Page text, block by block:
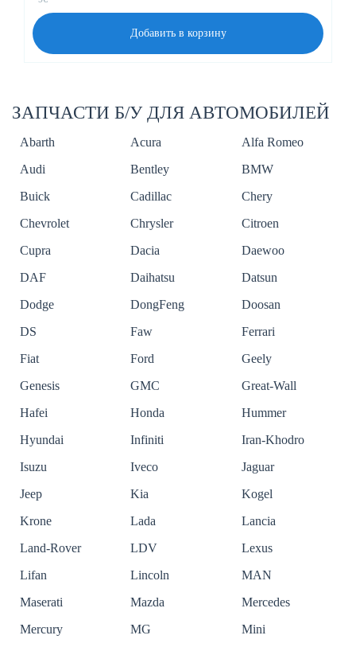
Добавить в корзину
ЗАПЧАСТИ Б/У ДЛЯ АВТОМОБИЛЕЙ
Abarth Acura
Alfa Romeo
Audi
Bentley
BMW
Buick
Cadillac
Chery
Chevrolet
Chrysler
Citroen
Cupra
Dacia
Daewoo
DAF
Daihatsu
Datsun
Dodge
DongFeng
Doosan
DS
Faw
Ferrari
Fiat
Ford
Geely
Genesis
GMC
Great-Wall
Hafei
Honda
Hummer
Hyundai
Infiniti
Iran-Khodro
Isuzu
Iveco
Jaguar
Jeep
Kia
Kogel
Krone
Lada
Lancia
Land-Rover
LDV
Lexus
Lifan
Lincoln
MAN
Maserati
Mazda
Mercedes
Mercury
MG
Mini